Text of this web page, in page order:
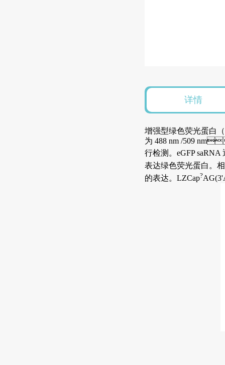
详情
增强型绿色荧光蛋白（
为 488 nm /509
行检测。eGFP
表达绿色荧光蛋白
的表达。LZCap?